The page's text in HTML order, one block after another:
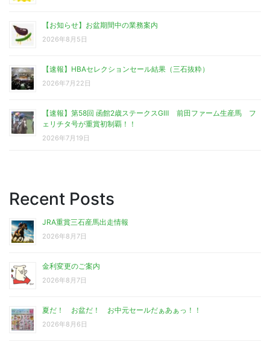
【お知らせ】お盆期間中の業務案内
2026年8月5日
【速報】HBAセレクションセール結果（三石抜粋）
2026年7月22日
【速報】第58回 函館2歳ステークスGⅢ 前田ファーム生産馬 フ
ェリチタ号が重賞初制覇！！
2026年7月19日
Recent Posts
JRA重賞三石産馬出走情報
2026年8月7日
金利変更のご案内
2026年8月7日
夏だ！ お盆だ！ お中元セールだぁあぁっ！！
2026年8月6日